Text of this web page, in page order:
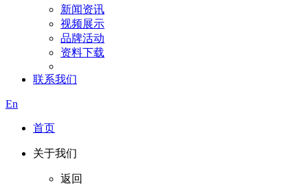
新闻资讯
视频展示
品牌活动
资料下载
联系我们
En
首页
关于我们
返回